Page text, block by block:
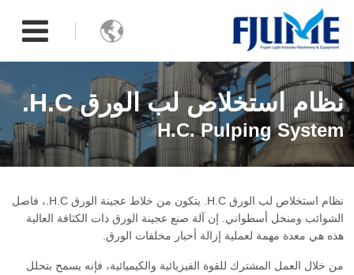

نظام استخلاص لب الورق H.C.
H.C. Pulping System
نظام استخلاص لب الورق H.C. يتكون من خلاط عجينة الورق H.C.، فاصل
الشوائب ومنخل أسطواني. إن آلة صنع عجينة الورق ذات الكثافة العالية
هذه هي معدة مهمة لعملية إزالة أحبار مخلفات الورق.
من خلال العمل المشترك للقوة الفيزيائية والكيميائية، فإنه يسمح بتحلل